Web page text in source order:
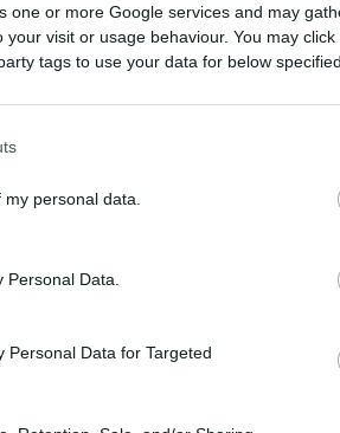
one or more Google services and may
visit or usage behaviour. You may
tags to use your data for below
personal data.
Data.
Personal Data for Targeted
tömkelege. Azt vettem
Első körben a
hogy legyen miből